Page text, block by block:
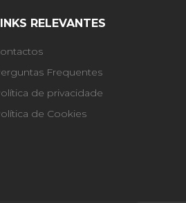
RELEVANTES
Frequentes
de privacidade
de Cookies